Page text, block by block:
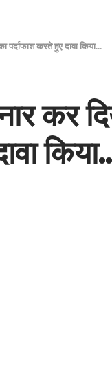
पर्दाफाश करते हुए दावा किया…
कर